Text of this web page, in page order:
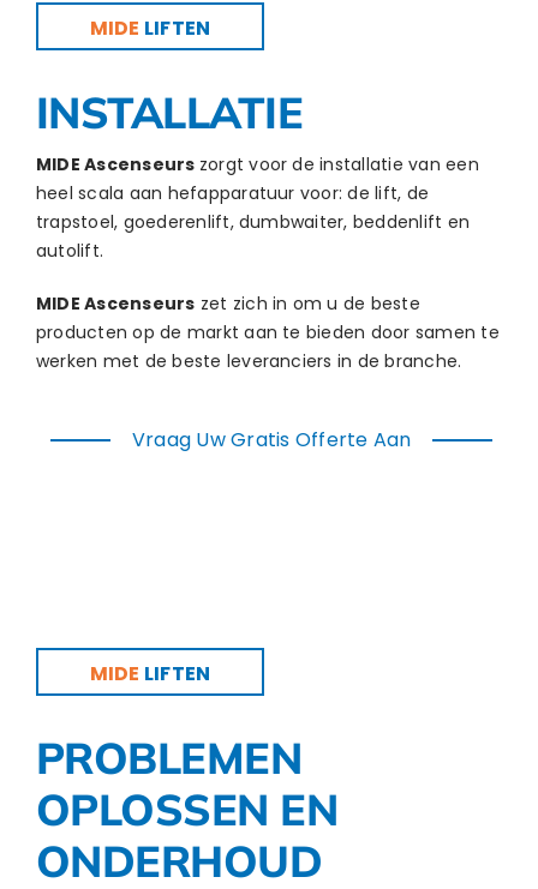
MIDE LIFTEN
INSTALLATIE
MIDE Ascenseurs zorgt voor de installatie van een
heel scala aan hefapparatuur voor: de lift, de
trapstoel, goederenlift, dumbwaiter, beddenlift en
autolift.
MIDE Ascenseurs zet zich in om u de beste
producten op de markt aan te bieden door samen te
werken met de beste leveranciers in de branche.
Vraag Uw Gratis Offerte Aan
MIDE LIFTEN
PROBLEMEN
OPLOSSEN EN
ONDERHOUD